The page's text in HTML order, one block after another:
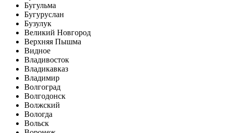
Бугульма
Бугуруслан
Бузулук
Великий Новгород
Верхняя Пышма
Видное
Владивосток
Владикавказ
Владимир
Волгоград
Волгодонск
Волжский
Вологда
Вольск